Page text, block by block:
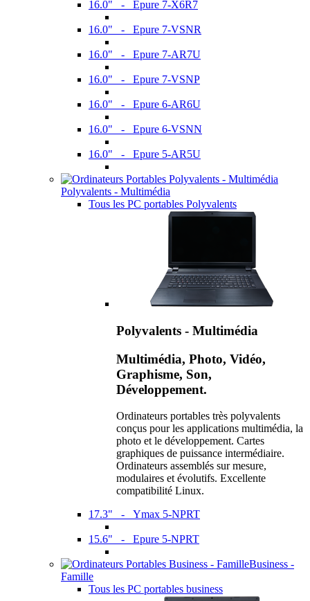
16.0" - Epure 7-X6R7
16.0" - Epure 7-VSNR
16.0" - Epure 7-AR7U
16.0" - Epure 7-VSNP
16.0" - Epure 6-AR6U
16.0" - Epure 6-VSNN
16.0" - Epure 5-AR5U
Polyvalents - Multimédia
Tous les PC portables Polyvalents
Polyvalents - Multimédia
Multimédia, Photo, Vidéo,
Graphisme, Son,
Développement.
Ordinateurs portables très polyvalents
conçus pour les applications multimédia, la
photo et le développement. Cartes
graphiques de puissance intermédiaire.
Ordinateurs assemblés sur mesure,
modulaires et évolutifs. Excellente
compatibilité Linux.
17.3" - Ymax 5-NPRT
15.6" - Epure 5-NPRT
Business -
Famille
Tous les PC portables business